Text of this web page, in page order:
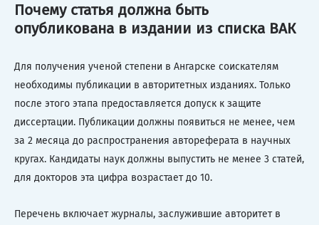
Почему статья должна быть
опубликована в издании из списка ВАК
Для получения ученой степени в Ангарске соискателям
необходимы публикации в авторитетных изданиях. Только
после этого этапа предоставляется допуск к защите
диссертации. Публикации должны появиться не менее, чем
за 2 месяца до распространения автореферата в научных
кругах. Кандидаты наук должны выпустить не менее 3 статей,
для докторов эта цифра возрастает до 10.
Перечень включает журналы, заслужившие авторитет в